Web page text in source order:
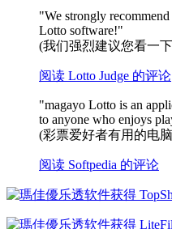
"We strongly
Lotto software!"
(我们强烈建议您看一
阅读 Lotto Judge 的评论
"magayo Lotto is an
to anyone who enjoys
(彩票爱好者有用的电
阅读 Softpedia 的评论